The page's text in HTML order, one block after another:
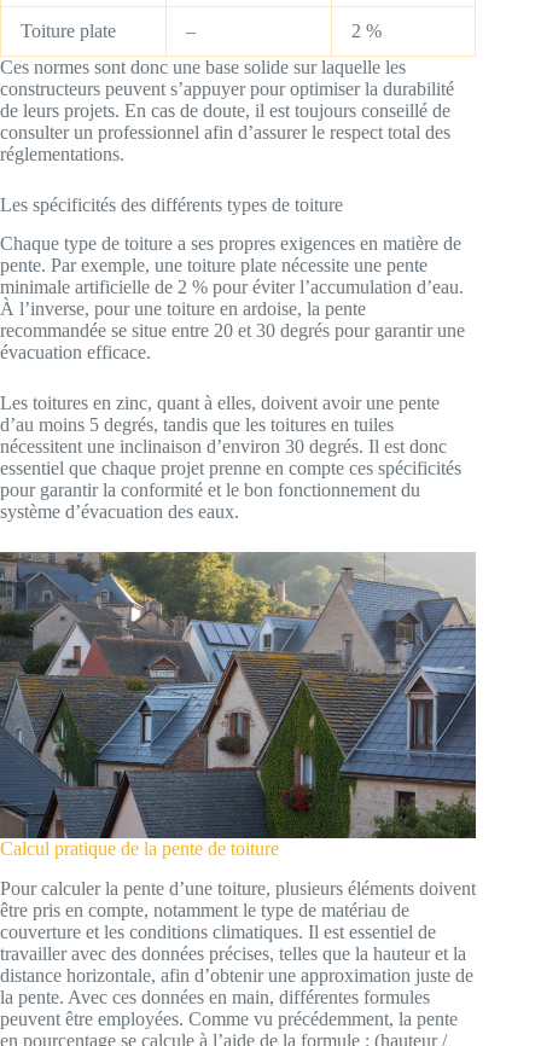
Toiture plate –
2 %
Ces normes sont donc une base solide sur laquelle les
constructeurs peuvent s’appuyer pour optimiser la durabilité
de leurs projets. En cas de doute, il est toujours conseillé de
consulter un professionnel afin d’assurer le respect total des
réglementations.
Les spécificités des différents types de toiture
Chaque type de toiture a ses propres exigences en matière de
pente. Par exemple, une toiture plate nécessite une pente
minimale artificielle de 2 % pour éviter l’accumulation d’eau.
À l’inverse, pour une toiture en ardoise, la pente
recommandée se situe entre 20 et 30 degrés pour garantir une
évacuation efficace.
Les toitures en zinc, quant à elles, doivent avoir une pente
d’au moins 5 degrés, tandis que les toitures en tuiles
nécessitent une inclinaison d’environ 30 degrés. Il est donc
essentiel que chaque projet prenne en compte ces spécificités
pour garantir la conformité et le bon fonctionnement du
système d’évacuation des eaux.
Calcul pratique de la pente de toiture
Pour calculer la pente d’une toiture, plusieurs éléments doivent
être pris en compte, notamment le type de matériau de
couverture et les conditions climatiques. Il est essentiel de
travailler avec des données précises, telles que la hauteur et la
distance horizontale, afin d’obtenir une approximation juste de
la pente. Avec ces données en main, différentes formules
peuvent être employées. Comme vu précédemment, la pente
en pourcentage se calcule à l’aide de la formule : (hauteur /